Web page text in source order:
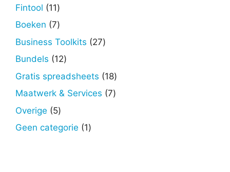
Fintool 1111
producten
Boeken 77
producten
Business Toolkits 2727
Bundels 1212
producten
Gratis spreadsheets 1818
producten
Maatwerk & Services 77
Overige 55
producten
Geen categorie 11